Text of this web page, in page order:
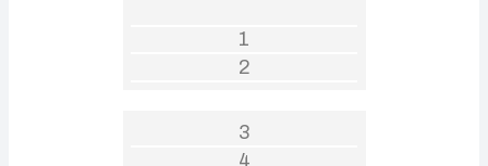
1
2
3
4